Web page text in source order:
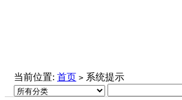
当前位置: 首页 > 系统提示